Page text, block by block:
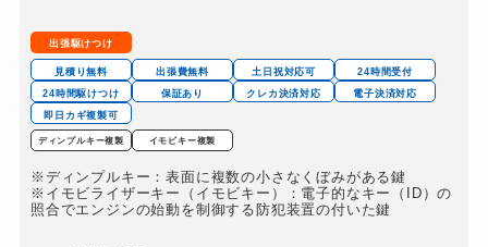
出張駆けつけ
見積り無料 出張費無料 土日祝対応可
24時間受付
24時間駆けつけ
保証あり クレカ決済対応
電子決済対応
即日カギ複製可
ディンプルキー複製 イモビキー複製
※ディンプルキー：表面に複数の小さなくぼみがある鍵
※イモビライザーキー（イモビキー）：電子的なキー（ID）の
照合でエンジンの始動を制御する防犯装置の付いた鍵